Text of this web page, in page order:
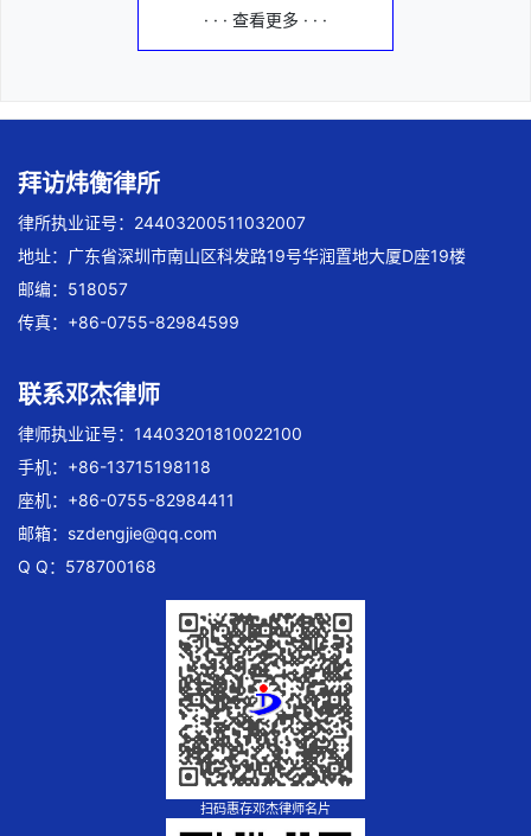
· · · 查看更多 · · ·
拜访炜衡律所
律所执业证号：24403200511032007
地址：广东省深圳市南山区科发路19号华润置地大厦D座19楼
邮编：518057
传真：+86-0755-82984599
联系邓杰律师
律师执业证号：14403201810022100
手机：+86-13715198118
座机：+86-0755-82984411
邮箱： szdengjie@qq.com
Q Q：578700168
扫码惠存邓杰律师名片